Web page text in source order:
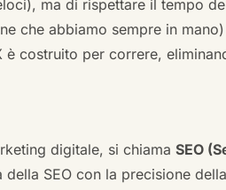
ma di rispettare il tempo
che abbiamo sempre in
è costruito per correre,
digitale, si chiamaSEO
della SEO con la precisione